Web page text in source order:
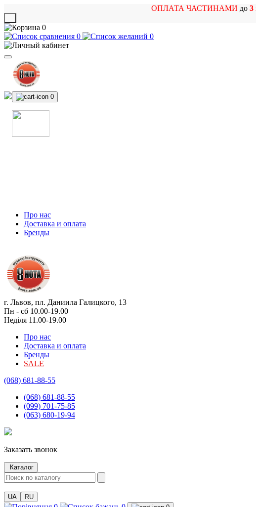
ОПЛАТА ЧАСТИНАМИ до 3
0
0
0
0
Про нас
Доставка и оплата
Бренды
г. Львов, пл. Даниила Галицкого, 13
Пн - сб 10.00-19.00
Неділя 11.00-19.00
Про нас
Доставка и оплата
Бренды
SALE
(068) 681-88-55
(068) 681-88-55
(099) 701-75-85
(063) 680-19-94
Заказать звонок
Каталог
UA RU